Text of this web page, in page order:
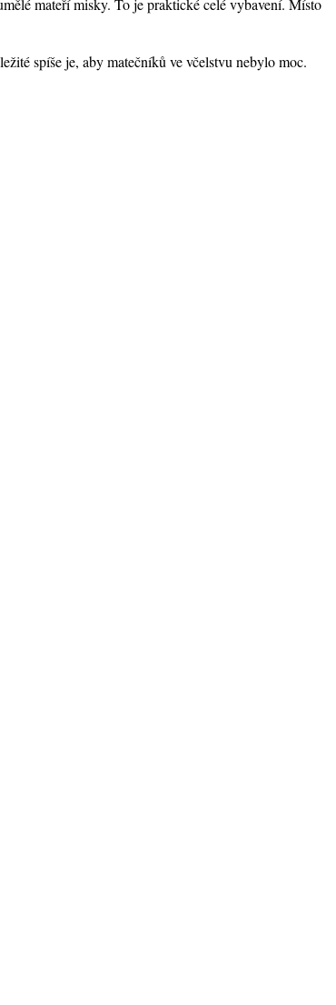
mateří misky. To je praktické celé vybavení. Místo
spíše je, aby matečníků ve včelstvu nebylo moc.